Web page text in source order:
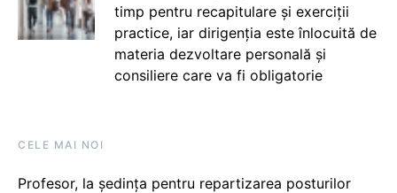
timp pentru recapitulare și exerciții
practice, iar dirigenția este înlocuită de
materia dezvoltare personală și
consiliere care va fi obligatorie
CELE MAI NOI
Profesor, la ședința pentru repartizarea posturilor